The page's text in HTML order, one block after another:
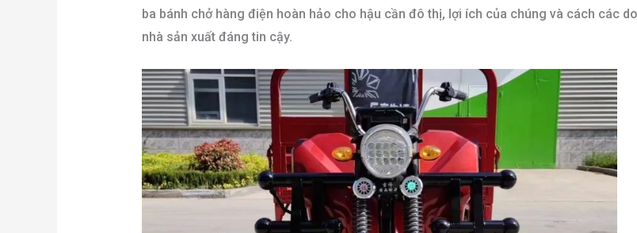
ba bánh chở hàng điện hoàn hảo cho hậu cần đô thị, lợi ích của chúng và cách các
nhà sản xuất đáng tin cậy.